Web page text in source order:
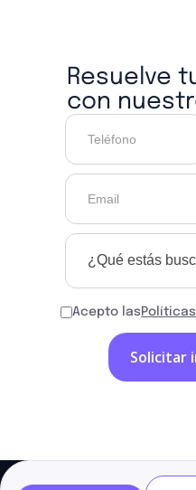
Resuelve
con
¿Qué estás
Acepto las